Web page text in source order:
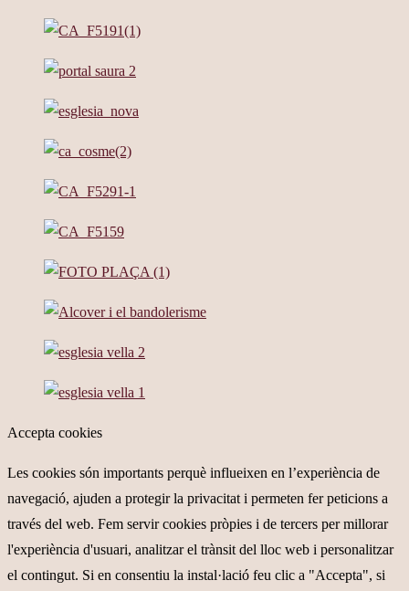
Accepta cookies
Les cookies són importants perquè influeixen en l’experiència de
navegació, ajuden a protegir la privacitat i permeten fer peticions a
través del web. Fem servir cookies pròpies i de tercers per millorar
l'experiència d'usuari, analitzar el trànsit del lloc web i personalitzar
el contingut. Si en consentiu la instal·lació feu clic a "Accepta", si